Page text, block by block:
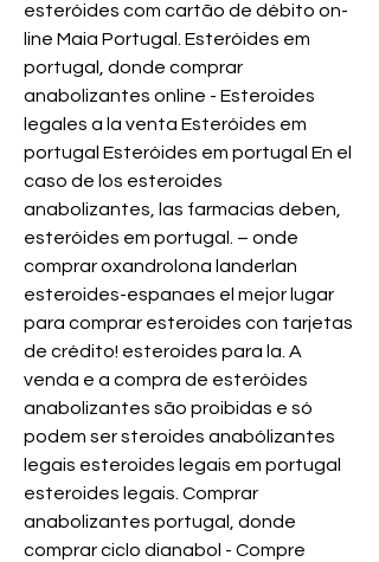
esteróides com cartão de débito on-
line Maia Portugal. Esteróides em
portugal, donde comprar
anabolizantes online - Esteroides
legales a la venta Esteróides em
portugal Esteróides em portugal En el
caso de los esteroides
anabolizantes, las farmacias deben,
esteróides em portugal. – onde
comprar oxandrolona landerlan
esteroides-espanaes el mejor lugar
para comprar esteroides con tarjetas
de crédito! esteroides para la. A
venda e a compra de esteróides
anabolizantes são proibidas e só
podem ser steroides anabólizantes
legais esteroides legais em portugal
esteroides legais. Comprar
anabolizantes portugal, donde
comprar ciclo dianabol - Compre